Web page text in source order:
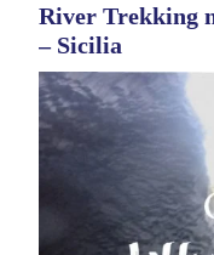
River Trekking
– Sicilia